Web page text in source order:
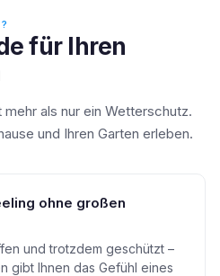
für Ihren
als nur ein Wetterschutz.
und Ihren Garten erleben.
ohne großen
und trotzdem geschützt –
gibt Ihnen das Gefühl eines